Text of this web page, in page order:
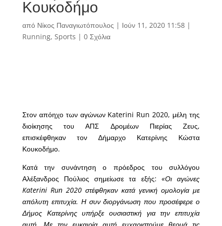
Κουκοδήμο
από Νίκος Παναγιωτόπουλος | Ιούν 11, 2020 11:58|
Running, Sports | 0 Σχόλια
Στον απόηχο των αγώνων Katerini Run 2020, μέλη της
διοίκησης του ΑΠΣ Δρομέων Πιερίας Ζευς,
επισκέφθηκαν τον Δήμαρχο Κατερίνης Κώστα
Κουκοδήμο.
Κατά την συνάντηση ο πρόεδρος του συλλόγου
Αλέξανδρος Πούλιος σημείωσε τα εξής: «Οι αγώνες
Katerini Run 2020 στέφθηκαν κατά γενική ομολογία με
απόλυτη επιτυχία. Η συν διοργάνωση που προσέφερε ο
Δήμος Κατερίνης υπήρξε ουσιαστική για την επιτυχία